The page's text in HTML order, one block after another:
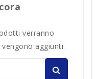
verranno
aggiunti.